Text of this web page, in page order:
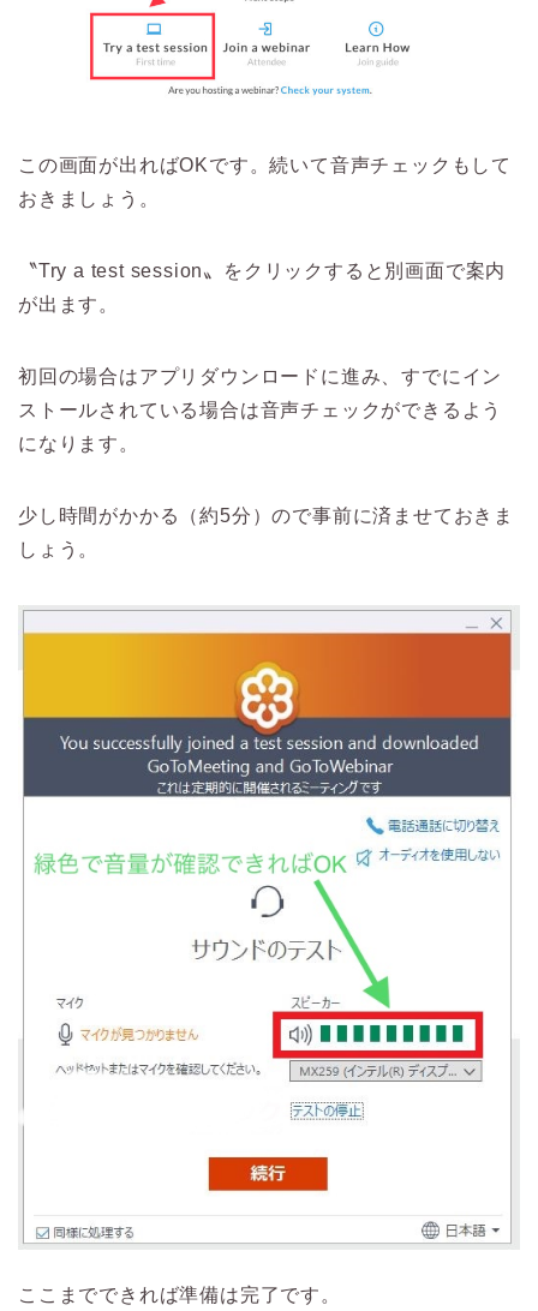
この画面が出ればOKです。続いて音声チェックもして
おきましょう。
〝Try a test session〟をクリックすると別画面で案内
が出ます。
初回の場合はアプリダウンロードに進み、すでにイン
ストールされている場合は音声チェックができるよう
になります。
少し時間がかかる（約5分）ので事前に済ませておきま
しょう。
ここまでできれば準備は完了です。